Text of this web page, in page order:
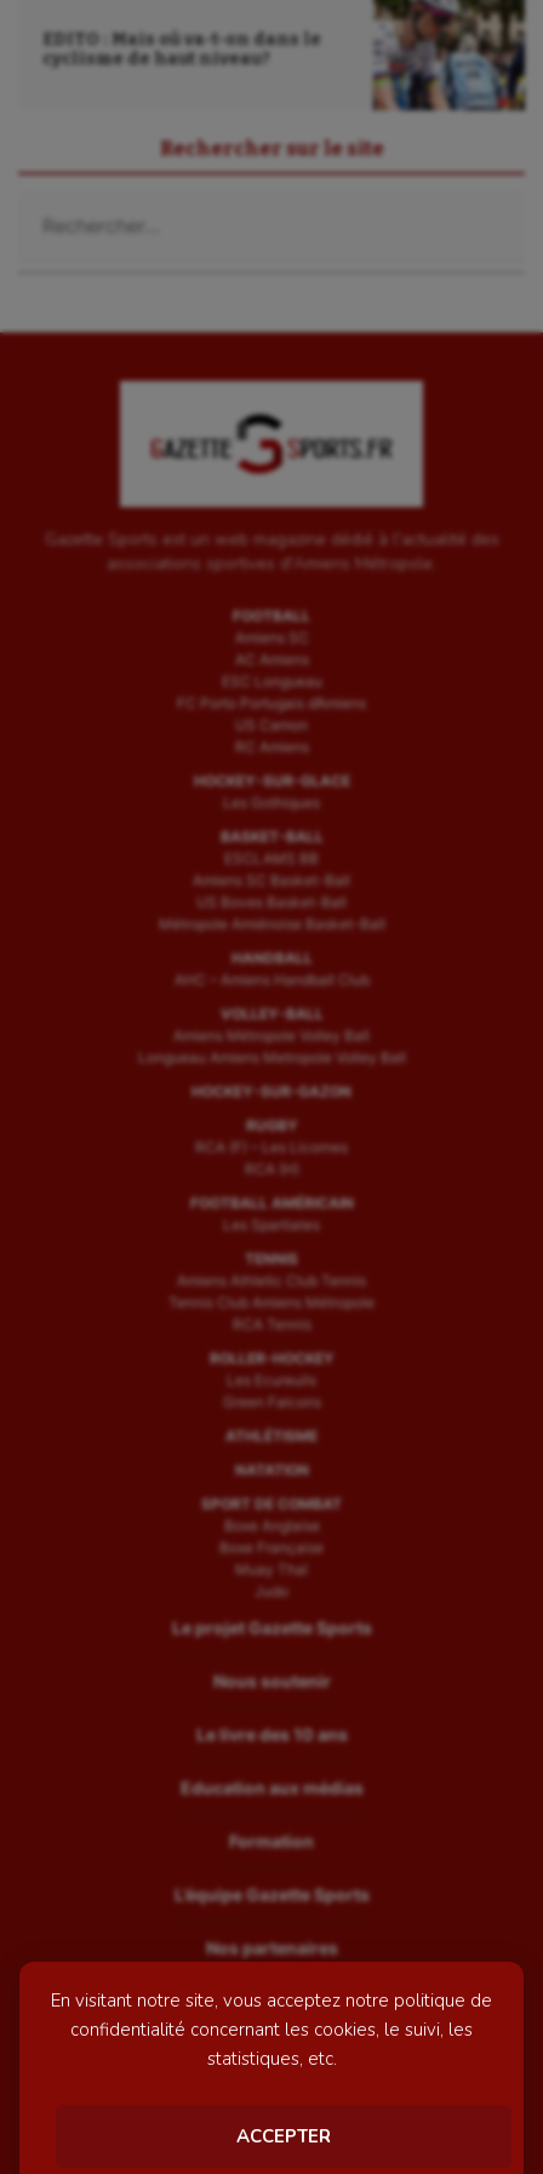
En visitant notre site, vous acceptez notre politique de
confidentialité concernant les cookies, le suivi, les
statistiques, etc.
ACCEPTER
UNSS
Wakeboard
EDITO : Mais où va-t-on dans le
cyclisme de haut niveau?
Rechercher sur le site
Gazette Sports est un web magazine dédié à l'actualité des
associations sportives d'Amiens Métropole.
FOOTBALL
Amiens SC
AC Amiens
ESC Longueau
FC Porto Portugais d’Amiens
US Camon
RC Amiens
HOCKEY-SUR-GLACE
Les Gothiques
BASKET-BALL
ESCLAMS BB
Amiens SC Basket-Ball
US Boves Basket-Ball
Métropole Amiénoise Basket-Ball
HANDBALL
AHC – Amiens Handball Club
VOLLEY-BALL
Amiens Métropole Volley Ball
Longueau Amiens Metropole Volley Ball
HOCKEY-SUR-GAZON
RUGBY
RCA (F) – Les Licornes
RCA (H)
FOOTBALL AMÉRICAIN
Les Spartiates
TENNIS
Amiens Athletic Club Tennis
Tennis Club Amiens Métropole
RCA Tennis
ROLLER-HOCKEY
Les Ecureuils
Green Falcons
ATHLÉTISME
NATATION
SPORT DE COMBAT
Boxe Anglaise
Boxe Française
Muay Thaï
Judo
Le projet Gazette Sports
Nous soutenir
Le livre des 10 ans
Education aux médias
Formation
L’équipe Gazette Sports
Nos partenaires
Recrutement
Mentions légales